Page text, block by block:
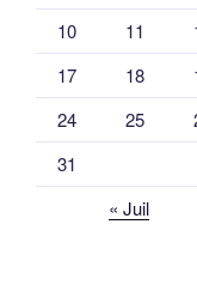
10
11
17
18
24
25
31
« Juil